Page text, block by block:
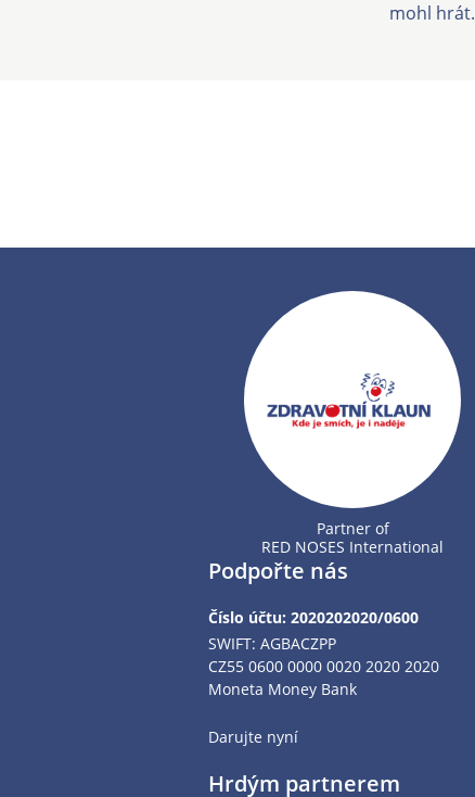
mohl hrát.
Partner of
RED NOSES International
Podpořte nás
Číslo účtu: 2020202020/0600
SWIFT: AGBACZPP
CZ55 0600 0000 0020 2020 2020
Moneta Money Bank
Darujte nyní
Hrdým partnerem